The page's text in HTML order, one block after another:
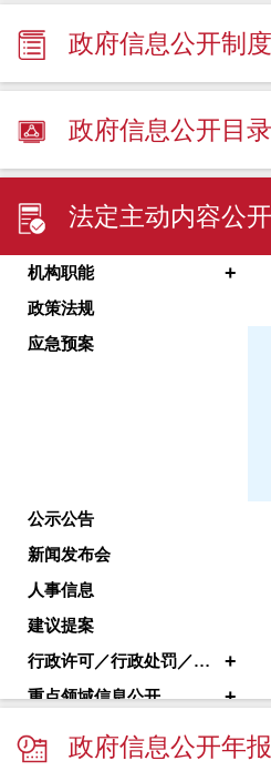
政府信息公开制度
政府信息公开目录
法定主动内容公开
机构职能 +
政策法规
应急预案
公示公告
新闻发布会
人事信息
建议提案
行政许可／行政处罚／其他对外管理服务 +
重点领域信息公开
+
政府信息公开年报